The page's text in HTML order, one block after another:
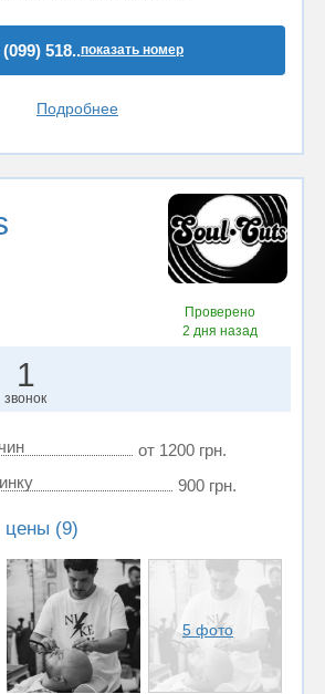
518..показать номер
Подробнее
Проверено
2 дня назад
1
звонок
от 1200 грн.
900 грн.
(9)
5 фото